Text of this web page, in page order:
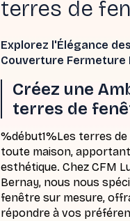
terres de
Explorez l'Élégance
Couverture Fermeture
Créez une
terres de
%début1%Les terres
toute maison,
esthétique. Chez CFM
Bernay, nous nous
fenêtre sur mesure,
répondre à vos